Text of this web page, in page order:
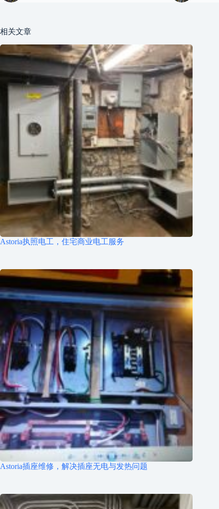
相关文章
Astoria执照电工，住宅商业电工服务
Astoria插座维修，解决插座无电与发热问题